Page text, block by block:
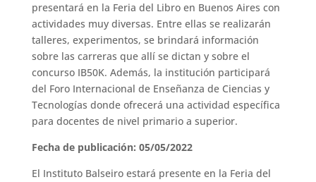
presentará en la Feria del Libro en Buenos Aires con
actividades muy diversas. Entre ellas se realizarán
talleres, experimentos, se brindará información
sobre las carreras que allí se dictan y sobre el
concurso IB50K. Además, la institución participará
del Foro Internacional de Enseñanza de Ciencias y
Tecnologías donde ofrecerá una actividad específica
para docentes de nivel primario a superior.
Fecha de publicación: 05/05/2022
El Instituto Balseiro estará presente en la Feria del